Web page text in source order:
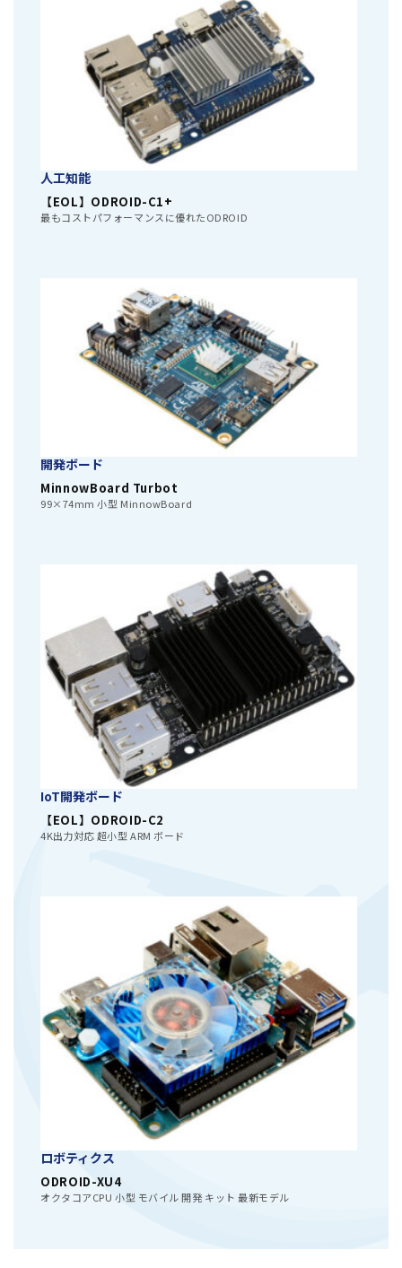
人工知能
【EOL】ODROID-C1+
最もコストパフォーマンスに優れたODROID
開発ボード
MinnowBoard Turbot
99×74mm 小型 MinnowBoard
IoT開発ボード
【EOL】ODROID-C2
4K出力対応 超小型 ARM ボード
ロボティクス
ODROID-XU4
オクタコアCPU 小型 モバイル 開発 キット 最新モデル